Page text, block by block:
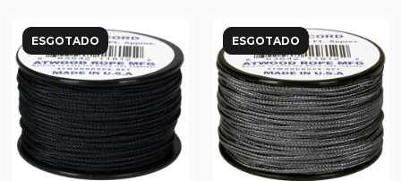
ESGOTADO ESGOTADO